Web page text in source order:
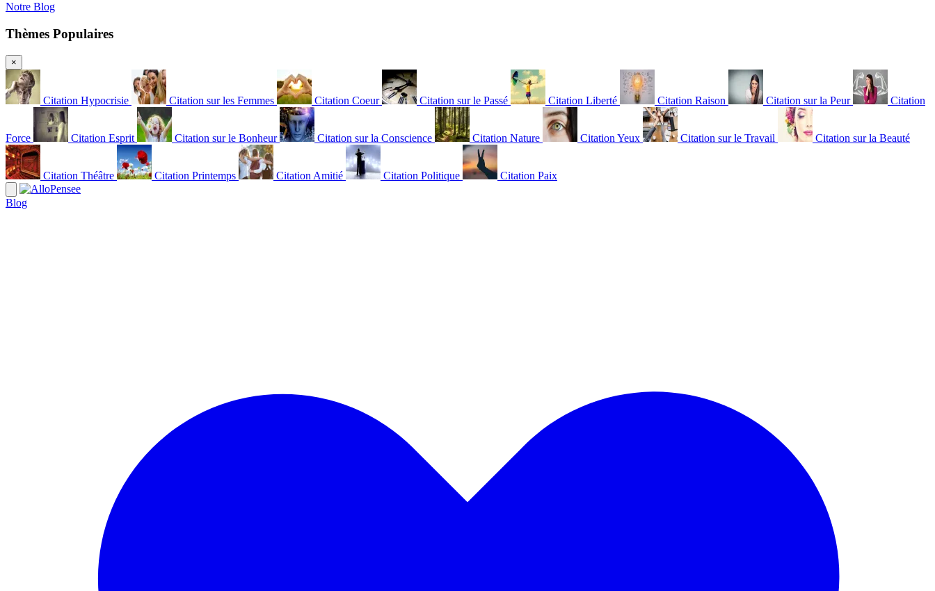
Notre Blog
Thèmes Populaires
×
Citation Hypocrisie Citation sur les Femmes Citation Coeur Citation sur le Passé Citation Liberté Citation Raison Citation sur la Peur Citation
Force Citation Esprit Citation sur le Bonheur Citation sur la Conscience Citation Nature Citation Yeux Citation sur le Travail Citation sur la Beauté
Citation Théâtre Citation Printemps Citation Amitié Citation Politique Citation Paix
Blog